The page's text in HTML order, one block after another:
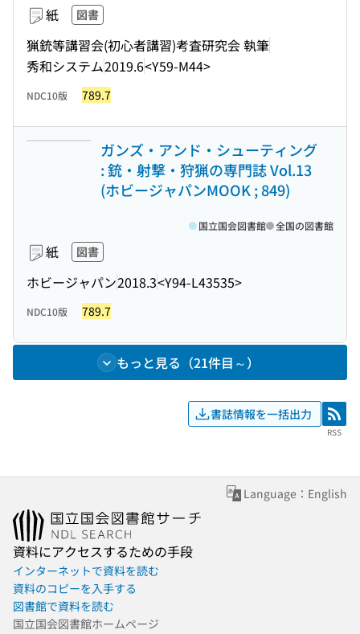
紙 図書
猟銃等講習会(初心者講習)考査研究会 執筆
秀和システム2019.6<Y59-M44>
NDC10版 789.7
ガンズ・アンド・シューティング
: 銃・射撃・狩猟の専門誌 Vol.13
(ホビージャパンMOOK ; 849)
紙 図書
ホビージャパン2018.3<Y94-L43535>
国立国会図書館 全国の図書館
NDC10版 789.7
もっと見る（21件目～）
書誌情報を一括出力 RSS
RSS
Language：English
資料にアクセスするための手段
インターネットで資料を読む
資料のコピーを入手する
図書館で資料を読む
国立国会図書館ホームページ